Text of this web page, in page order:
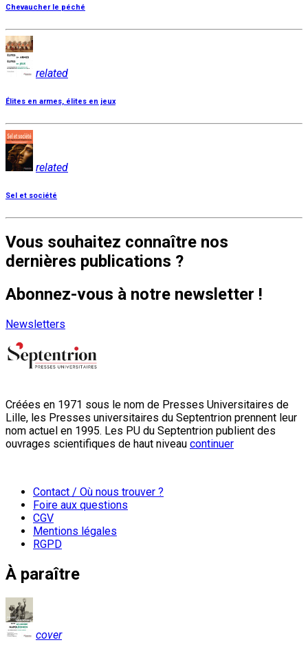
Chevaucher le péché
related
Élites en armes, élites en jeux
related
Sel et société
Vous souhaitez connaître nos
dernières publications ?
Abonnez-vous à notre newsletter !
Newsletters
Créées en 1971 sous le nom de Presses Universitaires de
Lille, les Presses universitaires du Septentrion prennent leur
nom actuel en 1995. Les PU du Septentrion publient des
ouvrages scientifiques de haut niveau continuer
Contact / Où nous trouver ?
Foire aux questions
CGV
Mentions légales
RGPD
À paraître
cover